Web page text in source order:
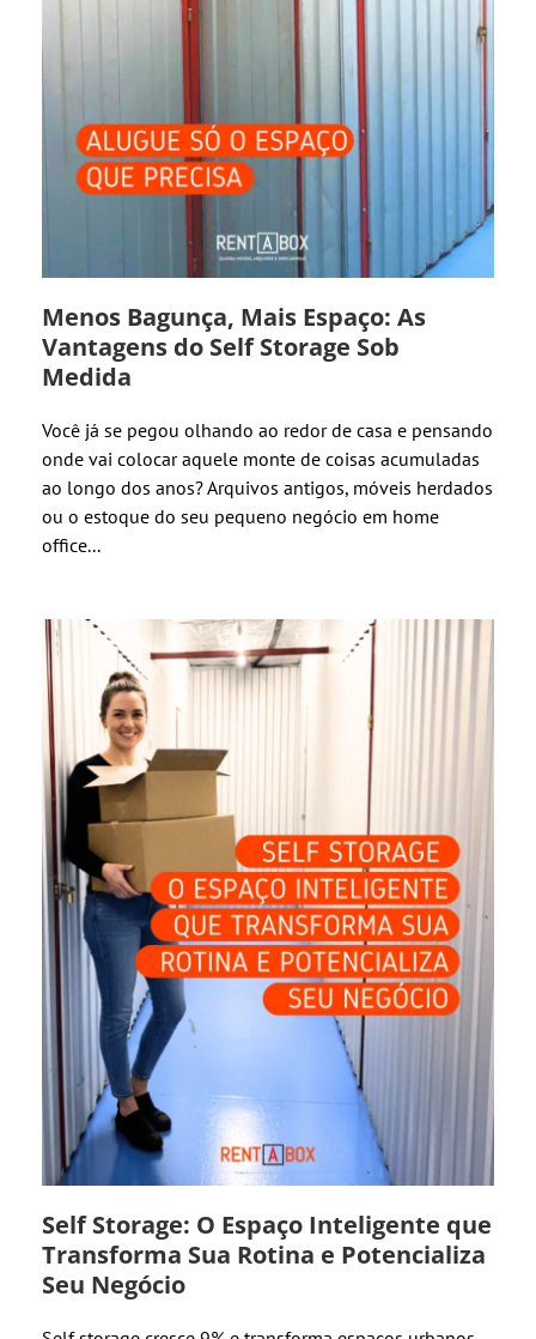
Menos Bagunça, Mais Espaço: As
Vantagens do Self Storage Sob
Medida
Você já se pegou olhando ao redor de casa e pensando
onde vai colocar aquele monte de coisas acumuladas
ao longo dos anos? Arquivos antigos, móveis herdados
ou o estoque do seu pequeno negócio em home
office...
Self Storage: O Espaço Inteligente que
Transforma Sua Rotina e Potencializa
Seu Negócio